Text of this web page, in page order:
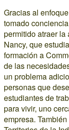
Gracias al
tomado
permitido atraer la
Nancy, que
formación a
de las
un problema
personas que
estudiantes de
para vivir, uno
empresa.